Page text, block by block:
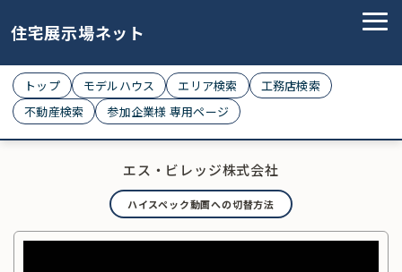
住宅展示場ネット
トップ モデルハウス エリア検索
工務店検索
不動産検索
参加企業様 専用ページ
エス・ビレッジ株式会社
ハイスペック動画への切替方法